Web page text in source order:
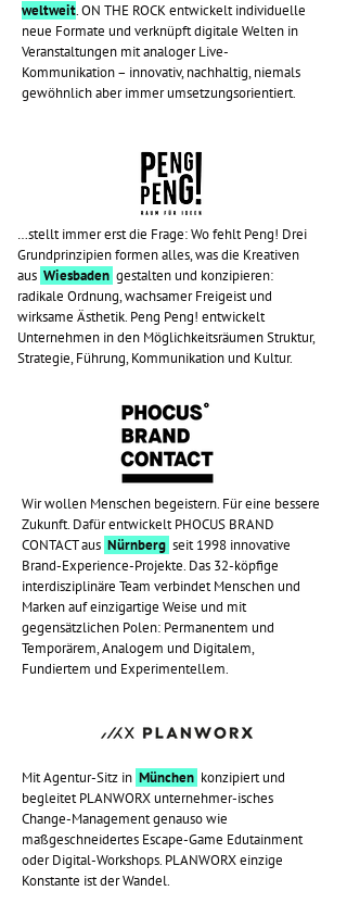
weltweit. ON THE ROCK entwickelt individuelle
neue Formate und verknüpft digitale Welten in
Veranstaltungen mit analoger Live-
Kommunikation – innovativ, nachhaltig, niemals
gewöhnlich aber immer umsetzungsorientiert.
…stellt immer erst die Frage: Wo fehlt Peng! Drei
Grundprinzipien formen alles, was die Kreativen
aus Wiesbaden gestalten und konzipieren:
radikale Ordnung, wachsamer Freigeist und
wirksame Ästhetik. Peng Peng! entwickelt
Unternehmen in den Möglichkeitsräumen Struktur,
Strategie, Führung, Kommunikation und Kultur.
Wir wollen Menschen begeistern. Für eine bessere
Zukunft. Dafür entwickelt PHOCUS BRAND
CONTACT aus Nürnberg seit 1998 innovative
Brand-Experience-Projekte. Das 32-köpfige
interdisziplinäre Team verbindet Menschen und
Marken auf einzigartige Weise und mit
gegensätzlichen Polen: Permanentem und
Temporärem, Analogem und Digitalem,
Fundiertem und Experimentellem.
Mit Agentur-Sitz in München konzipiert und
begleitet PLANWORX unternehmer-isches
Change-Management genauso wie
maßgeschneidertes Escape-Game Edutainment
oder Digital-Workshops. PLANWORX einzige
Konstante ist der Wandel.